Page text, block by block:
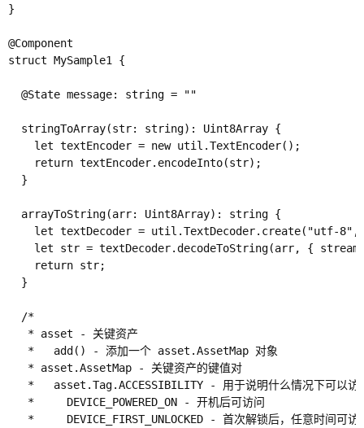
}
@Component
struct MySample1 {
  @State message: string = ""
  stringToArray(str: string): Uint8Array {
    let textEncoder = new util.TextEncoder();
    return textEncoder.encodeInto(str);
  }
  arrayToString(arr: Uint8Array): string {
let textDecoder = util.TextDecoder.create("utf-
let str = textDecoder.decodeToString(arr, {
    return str;
  }
  /*
   * asset - 关键资产
   *   add() - 添加一个 asset.AssetMap 对象
   * asset.AssetMap - 关键资产的键值对
*   asset.Tag.ACCESSIBILITY - 用于说明什么情况下可以
   *     DEVICE_POWERED_ON - 开机后可访问
*     DEVICE_FIRST_UNLOCKED - 首次解锁后，任意时间可访